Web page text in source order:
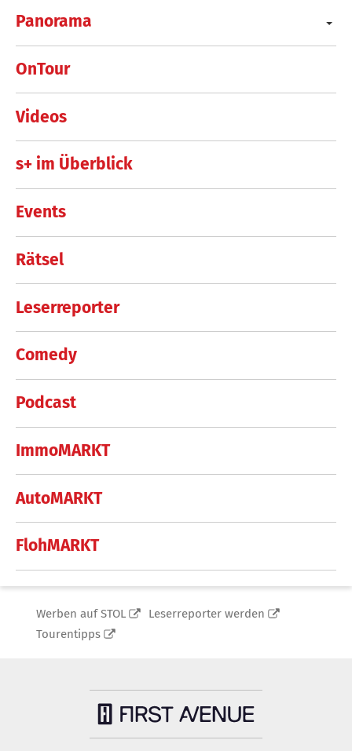
Panorama
OnTour
Videos
s+ im Überblick
Events
Rätsel
Leserreporter
Comedy
Podcast
ImmoMARKT
AutoMARKT
FlohMARKT
Werben auf STOL
Leserreporter werden
Tourentipps